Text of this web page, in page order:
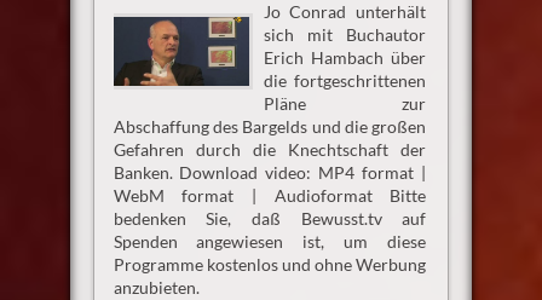
Jo Conrad unterhält
sich mit Buchautor
Erich Hambach über
die fortgeschrittenen
Pläne zur
Abschaffung des Bargelds und die großen
Gefahren durch die Knechtschaft der
Banken. Download video: MP4 format |
WebM format | Audioformat Bitte
bedenken Sie, daß Bewusst.tv auf
Spenden angewiesen ist, um diese
Programme kostenlos und ohne Werbung
anzubieten.